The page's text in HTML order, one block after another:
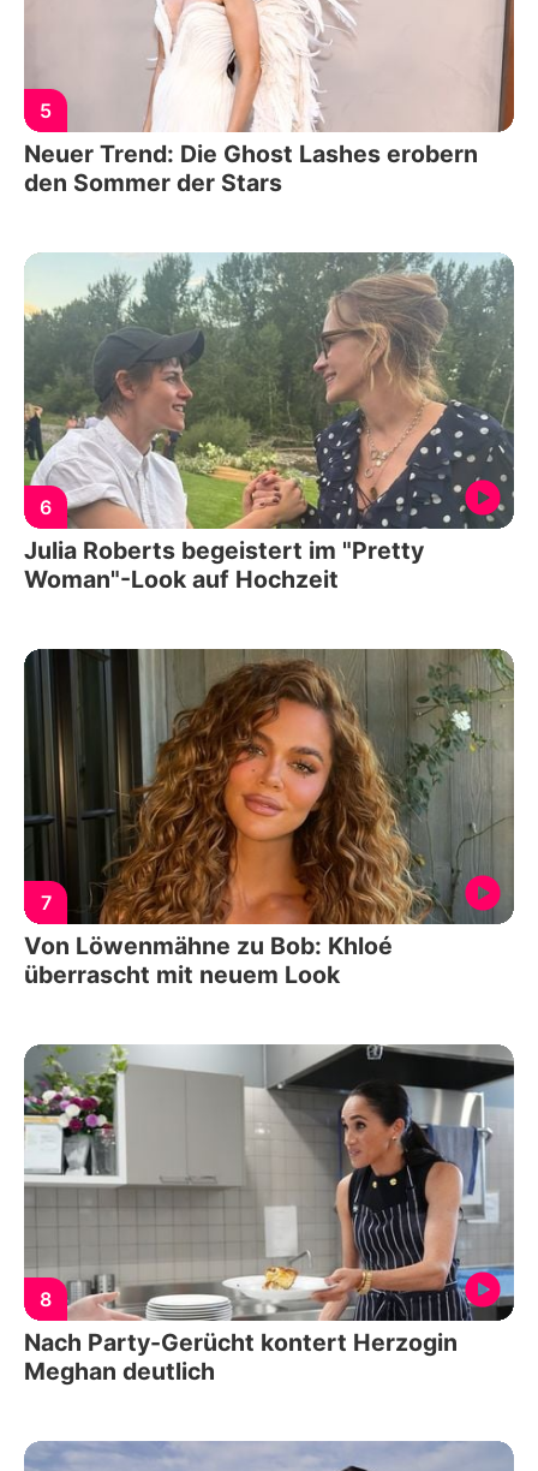
5
Neuer Trend: Die Ghost Lashes erobern
den Sommer der Stars
6
Julia Roberts begeistert im "Pretty
Woman"-Look auf Hochzeit
7
Von Löwenmähne zu Bob: Khloé
überrascht mit neuem Look
8
Nach Party-Gerücht kontert Herzogin
Meghan deutlich